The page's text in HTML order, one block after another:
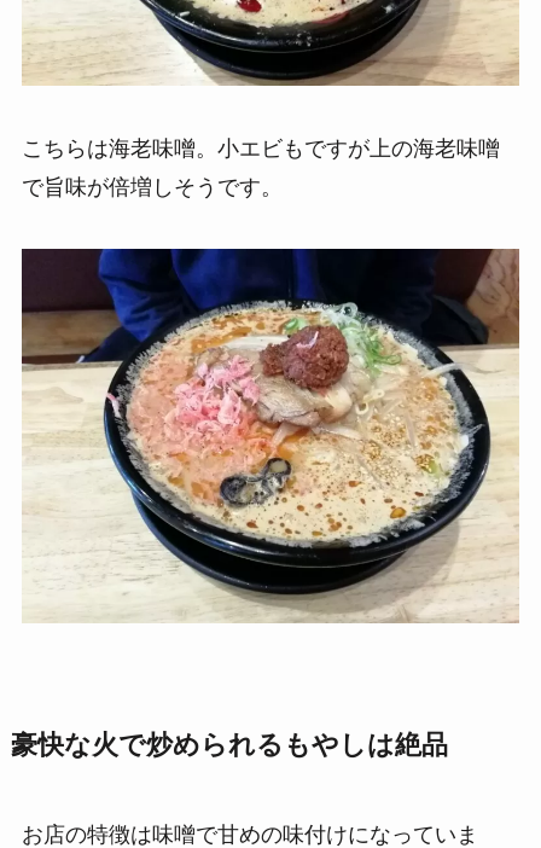
こちらは海老味噌。小エビもですが上の海老味噌
で旨味が倍増しそうです。
豪快な火で炒められるもやしは絶品
お店の特徴は味噌で甘めの味付けになっていま